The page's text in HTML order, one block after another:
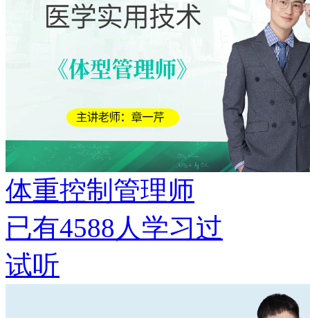
体重控制管理师
已有4588 人学习过
试听